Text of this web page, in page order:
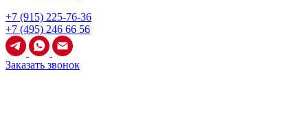
+7 (915) 225-76-36
+7 (495) 246 66 56
Заказать звонок